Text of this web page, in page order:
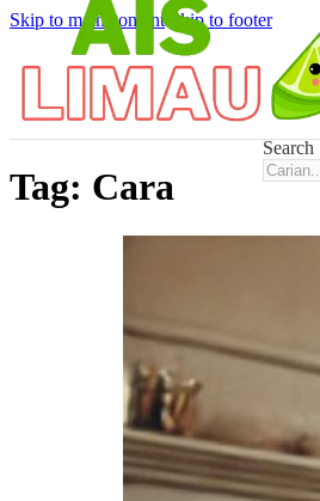
Skip to main content Skip to footer
Search
Tag: Cara